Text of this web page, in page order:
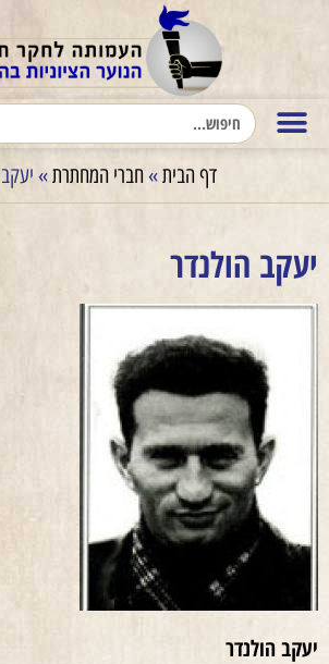
דף הבית» חברי המחתרת»
יעקב הולנדר
יעקב הולנדר